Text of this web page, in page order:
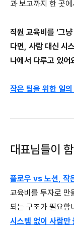
과 보고까지 한 곳
직원 교육비를 ‘그
다면, 사람 대신 시
나에서 다루고 있어
작은 팀을 위한 일
대표님들이
플로우 vs 노션, 작
교육비를 투자로 만
되는 구조가 필요합
시스템 없이 사람만